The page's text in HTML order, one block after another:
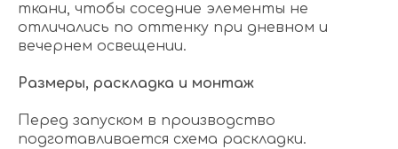
ткани, чтобы соседние элементы не
отличались по оттенку при дневном и
вечернем освещении.
Размеры, раскладка и монтаж
Перед запуском в производство
подготавливается схема раскладки.